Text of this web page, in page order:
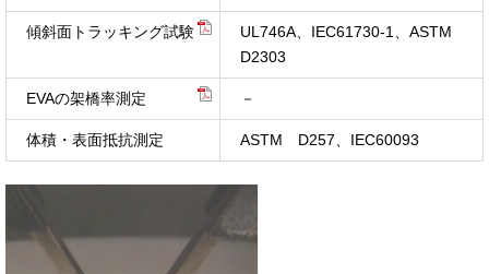
傾斜面トラッキング試験
UL746A、IEC61730-1、ASTM
D2303
EVAの架橋率測定 －
体積・表面抵抗測定 ASTM D257、IEC60093